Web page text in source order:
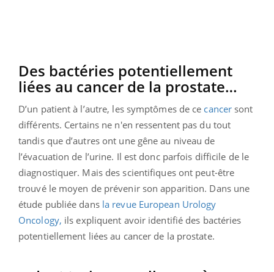
Des bactéries potentiellement
liées au cancer de la prostate…
D’un patient à l’autre, les symptômes de ce cancer sont
différents. Certains ne n'en ressentent pas du tout
tandis que d’autres ont une gêne au niveau de
l’évacuation de l’urine. Il est donc parfois difficile de le
diagnostiquer. Mais des scientifiques ont peut-être
trouvé le moyen de prévenir son apparition. Dans une
étude publiée dans la revue European Urology
Oncology, ils expliquent avoir identifié des bactéries
potentiellement liées au cancer de la prostate.